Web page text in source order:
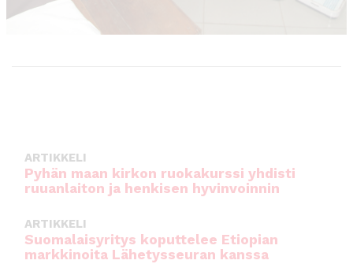
ARTIKKELI
Pyhän maan kirkon ruokakurssi yhdisti
ruuanlaiton ja henkisen hyvinvoinnin
ARTIKKELI
Suomalaisyritys koputtelee Etiopian
markkinoita Lähetysseuran kanssa